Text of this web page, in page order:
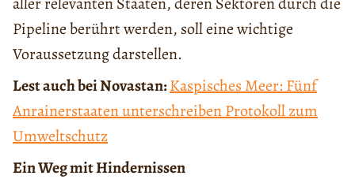
Pipeline berührt werden, soll eine wichtige
Voraussetzung darstellen.
Lest auch bei Novastan:Kaspisches Meer: Fünf
Anrainerstaaten unterschreiben Protokoll zum
Umweltschutz
Ein Weg mit Hindernissen